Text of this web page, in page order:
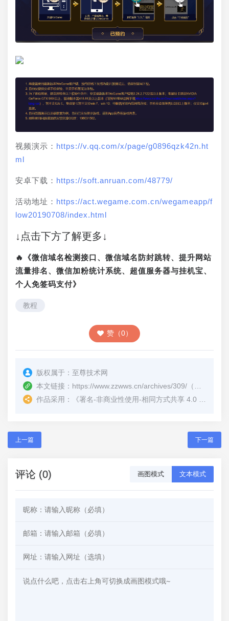
视频演示： https://v.qq.com/x/page/g0896qzk42n.ht
ml
安卓下载： https://soft.anruan.com/48779/
活动地址： https://act.wegame.com.cn/wegameapp/f
low20190708/index.html
↓点击下方了解更多↓
🔥《微信域名检测接口、微信域名防封跳转、提升网站
流量排名、微信加粉统计系统、超值服务器与挂机宝、
个人免签码支付》
教程
赞（0）
版权属于： 至尊技术网
本文链接： https://www.zzwws.cn/archives/309/ （转载时请注明本文出处及文章链接）
作品采用：
《署名-非商业性使用-相同方式共享 4.0 国际 (CC BY-NC-SA 4.0)
上一篇 下一篇
评论 (0) 画图模式 文本模式